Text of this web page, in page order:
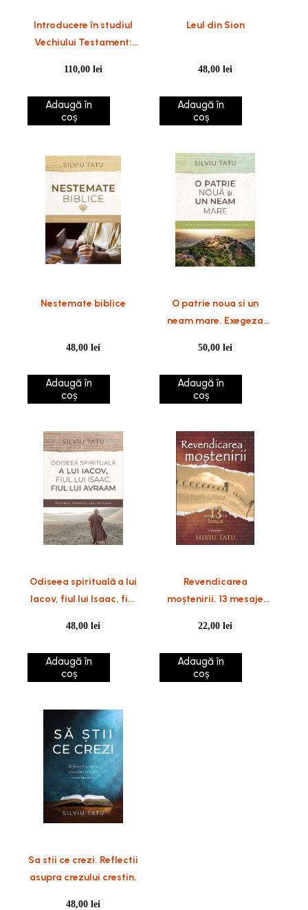
Introducere în studiul
Vechiului Testament:
poetice
110,00lei
Adaugă în
coș
Leul din Sion
48,00lei
Adaugă în
coș
Nestemate biblice
48,00lei
Adaugă în
coș
O patrie noua si un
neam mare. Exegeza
patriarhi.
50,00lei
Adaugă în
coș
Odiseea spirituală a lui
Iacov, fiul lui Isaac, fiul
devenirii unui patriarh
48,00lei
Adaugă în
coș
Revendicarea
moștenirii. 13 mesaje
22,00lei
Adaugă în
coș
Sa stii ce crezi. Reflectii
asupra crezului crestin.
48,00lei